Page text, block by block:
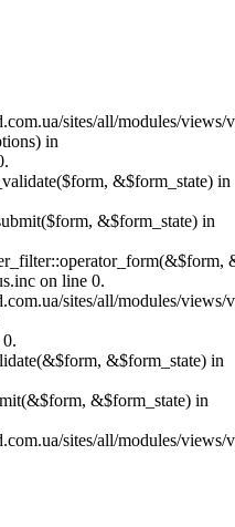
sites/all/modules/views/
in
&$form_state) in
&$form_state) in
on line 0.
sites/all/modules/views/
&$form_state) in
&$form_state) in
sites/all/modules/views/